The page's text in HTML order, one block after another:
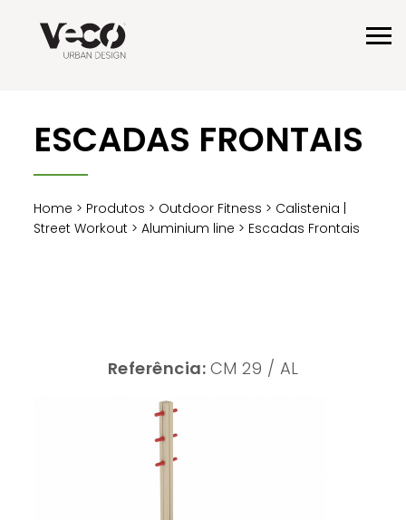
ESCADAS FRONTAIS
Home > Produtos > Outdoor Fitness > Calistenia |
Street Workout >Aluminium line > Escadas Frontais
Referência: CM 29 / AL